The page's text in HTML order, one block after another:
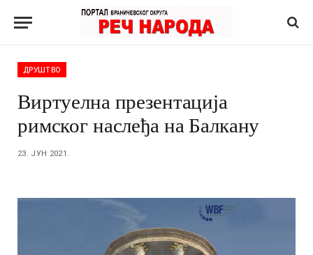
ДРУШТВО
Виртуелна презентација
римског наслеђа на Балкану
23. ЈУН 2021.